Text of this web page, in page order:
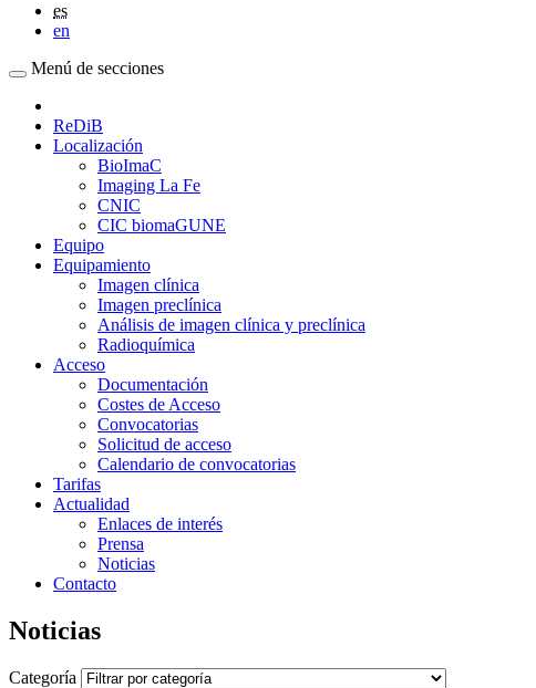
es
en
Menú de secciones
ReDiB
Localización
BioImaC
Imaging La Fe
CNIC
CIC biomaGUNE
Equipo
Equipamiento
Imagen clínica
Imagen preclínica
Análisis de imagen clínica y preclínica
Radioquímica
Acceso
Documentación
Costes de Acceso
Convocatorias
Solicitud de acceso
Calendario de convocatorias
Tarifas
Actualidad
Enlaces de interés
Prensa
Noticias
Contacto
Noticias
Categoría